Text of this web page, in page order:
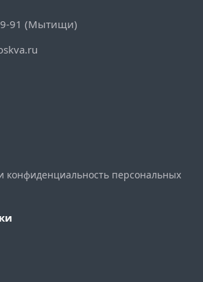
91 (Мытищи)
конфиденциальность персональных